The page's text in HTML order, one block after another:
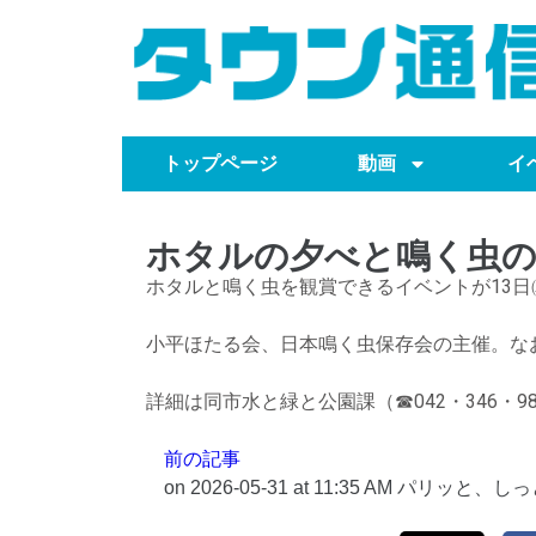
トップページ 動画 イ
ホタルの夕べと鳴く虫
ホタルと鳴く虫を観賞できるイベントが13
小平ほたる会、日本鳴く虫保存会の主催。
詳細は同市水と緑と公園課（☎042・346・
前の記事